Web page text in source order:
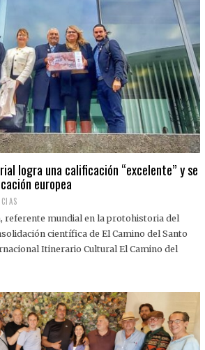
logra una calificación “excelente” y se
europea
referente mundial en la protohistoria del
científica de El Camino del Santo
Itinerario Cultural El Camino del